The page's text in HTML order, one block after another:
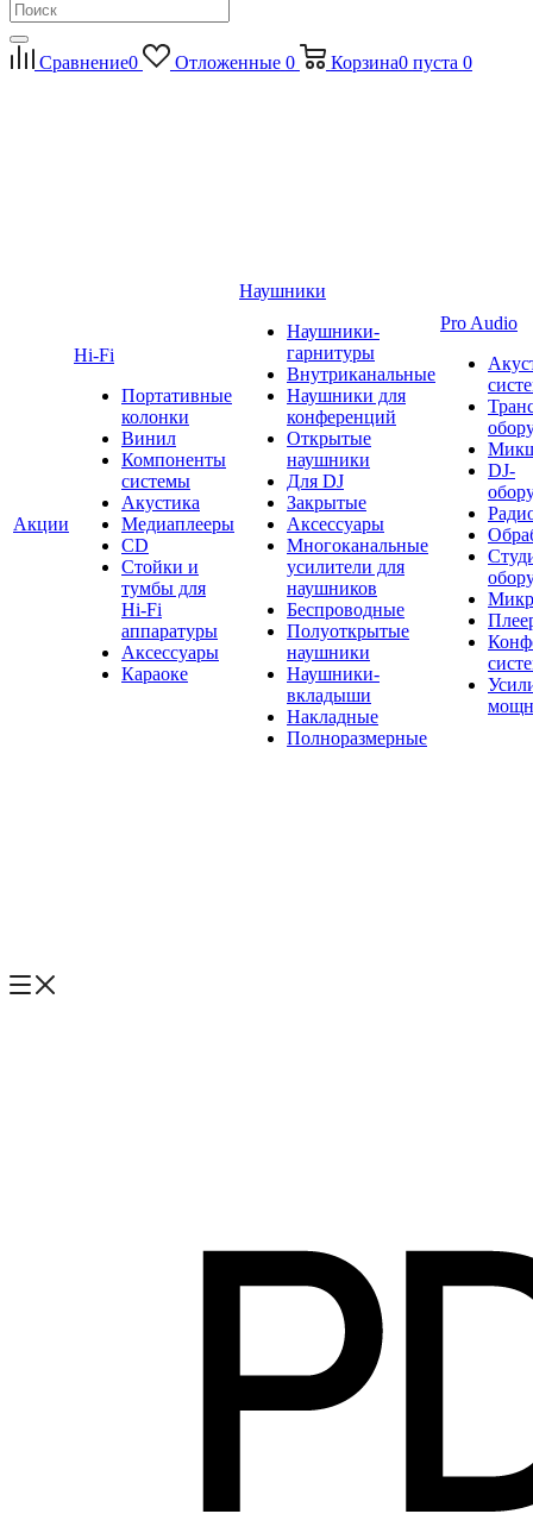
Сравнение0 Отложенные 0 Корзина0 пуста 0
Акции
Hi-Fi
Портативные
колонки
Винил
Компоненты
системы
Акустика
Медиаплееры
CD
Стойки и
тумбы для
Hi-Fi
аппаратуры
Аксессуары
Караоке
Наушники
Наушники-
гарнитуры
Внутриканальные
Наушники для
конференций
Открытые
наушники
Для DJ
Закрытые
Аксессуары
Многоканальные
усилители для
наушников
Беспроводные
Полуоткрытые
наушники
Наушники-
вкладыши
Накладные
Полноразмерные
Pro Audio
DJ-